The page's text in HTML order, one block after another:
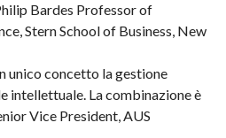
Bardes Professor of
Stern School of Business, New
unico concetto la gestione
intellettuale. La combinazione è
Vice President, AUS